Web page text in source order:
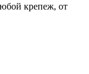
крепеж, от